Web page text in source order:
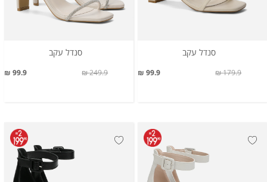
סנדל עקב
99.9 ₪ 179.9 ₪
סנדל עקב
99.9 ₪ 249.9 ₪